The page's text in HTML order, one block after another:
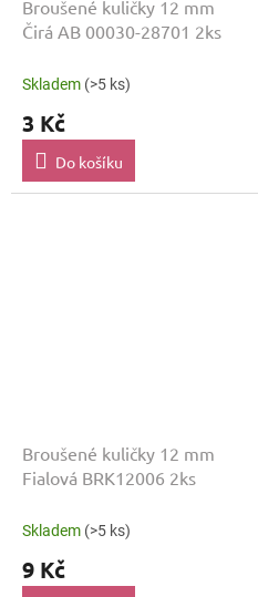
Broušené kuličky 12 mm
Čirá AB 00030-28701 2ks
Skladem (>5 ks)
3 Kč
Do košíku
Broušené kuličky 12 mm
Fialová BRK12006 2ks
Skladem (>5 ks)
9 Kč